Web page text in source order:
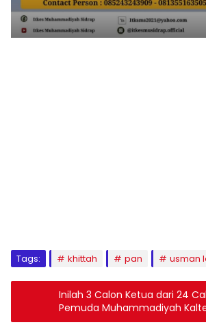
Tags: khittah pan usman
Inilah 3 Calon Ketua dari 24
Pemuda Muhammadiyah